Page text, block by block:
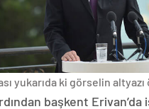
yukarıda ki görselin
başkent